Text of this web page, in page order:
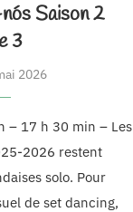
Saison 2
3
2026
– 17 h 30 min – Les
2026 restent
solo. Pour
de set dancing,